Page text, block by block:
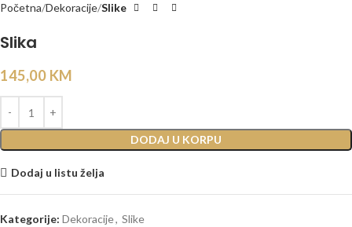
Početna Dekoracije Slike
Slika
145,00 KM
DODAJ U KORPU
Dodaj u listu želja
Kategorije: Dekoracije, Slike